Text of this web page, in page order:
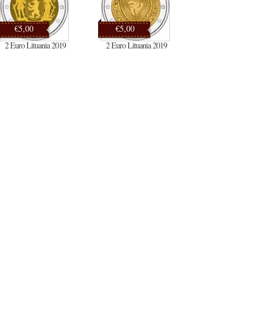
€5,00
2 Euro Lituania 2019
€5,00
2 Euro Lituania 2019